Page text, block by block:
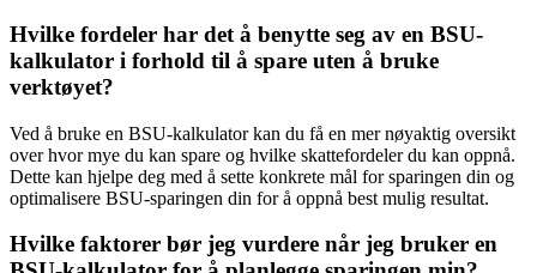
Hvilke fordeler har det å benytte seg av en BSU-
kalkulator i forhold til å spare uten å bruke
verktøyet?
Ved å bruke en BSU-kalkulator kan du få en mer nøyaktig oversikt
over hvor mye du kan spare og hvilke skattefordeler du kan oppnå.
Dette kan hjelpe deg med å sette konkrete mål for sparingen din og
optimalisere BSU-sparingen din for å oppnå best mulig resultat.
Hvilke faktorer bør jeg vurdere når jeg bruker en